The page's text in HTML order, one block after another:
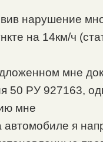
нарушение
на 14км/ч
мне
50 РУ 927163,
мне
я